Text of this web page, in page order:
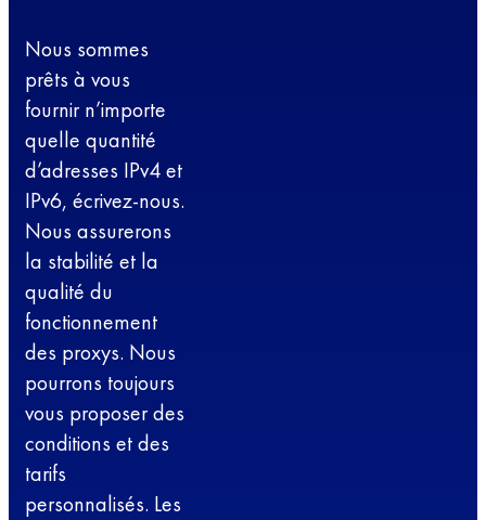
Nous sommes
prêts à vous
fournir n’importe
quelle quantité
d’adresses IPv4 et
IPv6, écrivez-nous.
Nous assurerons
la stabilité et la
qualité du
fonctionnement
des proxys. Nous
pourrons toujours
vous proposer des
conditions et des
tarifs
personnalisés. Les